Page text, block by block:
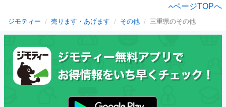
ページTOPへ
ジモティー 売ります・あげます その他 三重県のその他